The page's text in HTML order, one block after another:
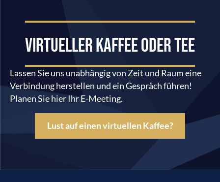
VIRTUELLER KAFFEE ODER TEE
Lassen Sie uns unabhängig von Zeit und Raum eine
Verbindung herstellen und ein Gespräch führen!
Planen Sie hier Ihr E-Meeting.
Lust auf einen virtuellen Kaffee?